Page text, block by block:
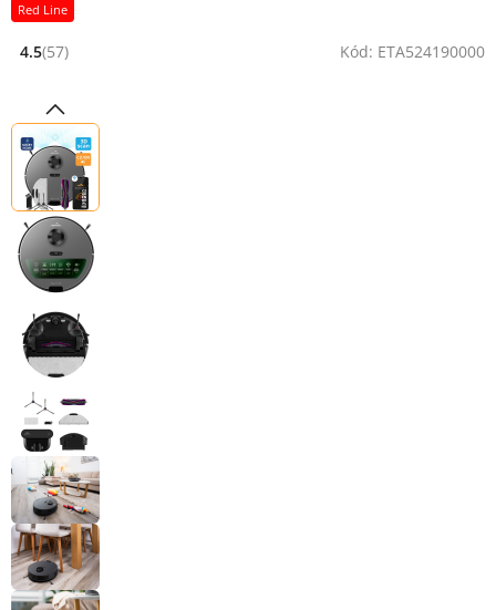
Red Line
Hodnocení: 4.5 z 5 (57 recenzí)
4.5(57) Kód: ETA524190000